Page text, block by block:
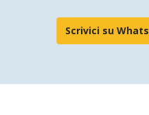
Scrivici su